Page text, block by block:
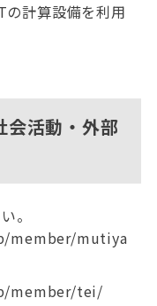
計算設備を利用
会活動・外部
。
member/mutiya
member/tei/